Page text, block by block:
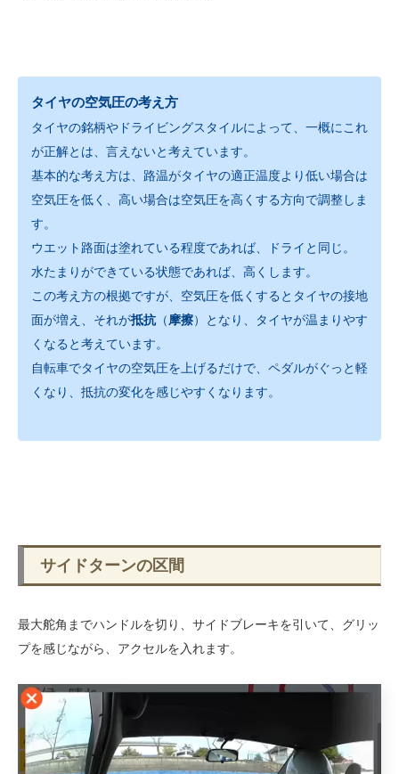
タイヤの空気圧の考え方
タイヤの銘柄やドライビングスタイルによって、一概にこれ
が正解とは、言えないと考えています。
基本的な考え方は、路温がタイヤの適正温度より低い場合は
空気圧を低く、高い場合は空気圧を高くする方向で調整しま
す。
ウエット路面は塗れている程度であれば、ドライと同じ。
水たまりができている状態であれば、高くします。
この考え方の根拠ですが、空気圧を低くするとタイヤの接地
面が増え、それが抵抗 （摩擦）となり、タイヤが温まりやす
くなると考えています。
自転車でタイヤの空気圧を上げるだけで、ペダルがぐっと軽
くなり、抵抗の変化を感じやすくなります。
サイドターンの区間
最大舵角までハンドルを切り、サイドブレーキを引いて、グリッ
プを感じながら、アクセルを入れます。